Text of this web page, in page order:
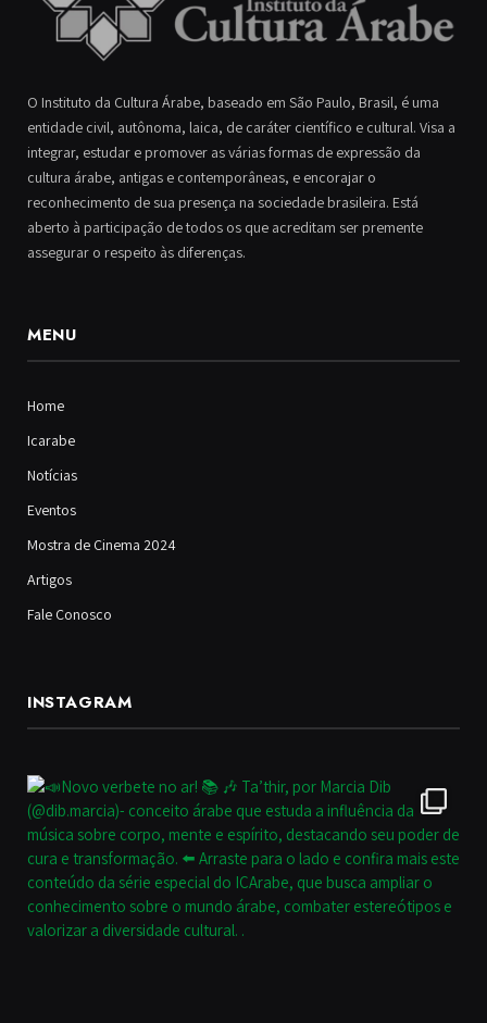
O Instituto da Cultura Árabe, baseado em São Paulo, Brasil, é uma
entidade civil, autônoma, laica, de caráter científico e cultural. Visa a
integrar, estudar e promover as várias formas de expressão da
cultura árabe, antigas e contemporâneas, e encorajar o
reconhecimento de sua presença na sociedade brasileira. Está
aberto à participação de todos os que acreditam ser premente
assegurar o respeito às diferenças.
MENU
Home
Icarabe
Notícias
Eventos
Mostra de Cinema 2024
Artigos
Fale Conosco
INSTAGRAM